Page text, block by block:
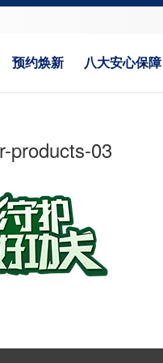
预约焕新 八大安心保障
products-03